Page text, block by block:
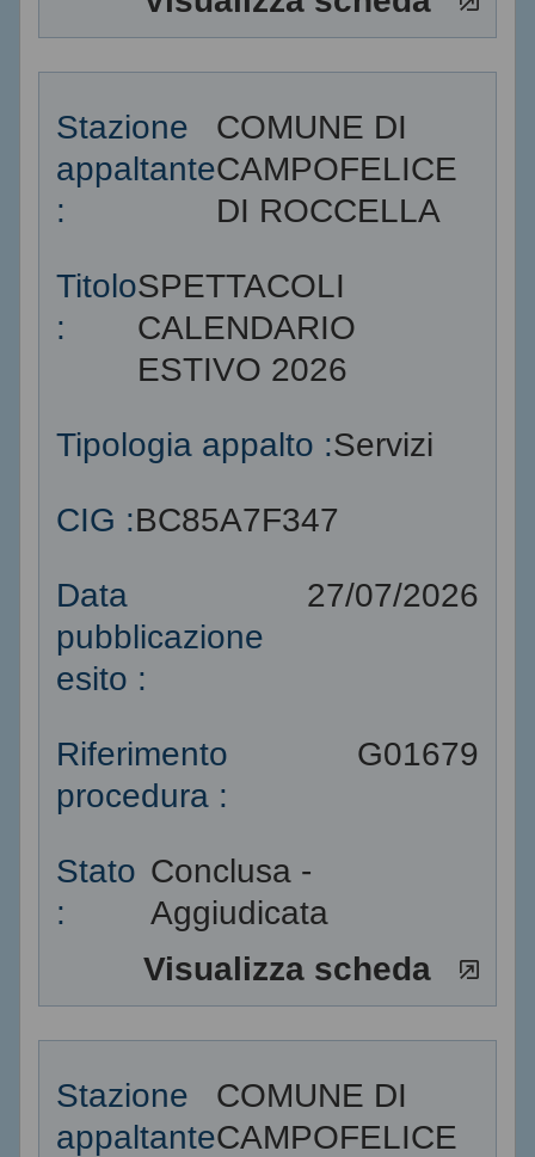
Stazione
appaltante
:
COMUNE DI
CAMPOFELICE
DI ROCCELLA
Titolo
:
SPETTACOLI
CALENDARIO
ESTIVO 2026
Tipologia appalto :Servizi
CIG :BC85A7F347
Data
pubblicazione
esito :
27/07/2026
Riferimento
procedura :
G01679
Stato
:
Conclusa -
Aggiudicata
Visualizza scheda
Stazione
appaltante
COMUNE DI
CAMPOFELICE